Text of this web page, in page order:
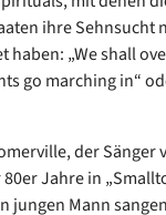
ihre Sehnsucht
haben: „We shall
go marching in“
der Sänger
Jahre in
jungen Mann